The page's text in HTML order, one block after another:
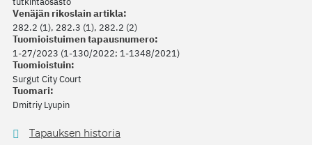
Venäjän rikoslain artikla:
282.2 (1), 282.3 (1), 282.2 (2)
Tuomioistuimen tapausnumero:
1-27/2023 (1-130/2022; 1-1348/2021)
Tuomioistuin:
Surgut City Court
Tuomari:
Dmitriy Lyupin
Tapauksen historia